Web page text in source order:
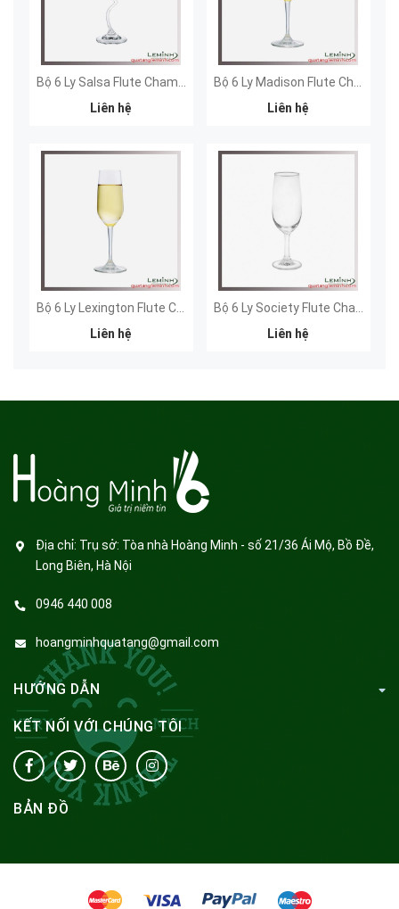
Liên hệ
Liên hệ
Bộ 6 Ly Lexington Flute Champagne (185 ml)
Liên hệ
Liên hệ
Địa chỉ: Trụ sở: Tòa nhà Hoàng Minh - số 21/36 Ái Mộ, Bồ Đề,
Long Biên, Hà Nội
0946 440 008
hoangminhquatang@gmail.com
HƯỚNG DẪN
KẾT NỐI VỚI CHÚNG TÔI
BẢN ĐỒ